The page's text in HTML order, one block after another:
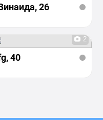
, 26
2
, 40